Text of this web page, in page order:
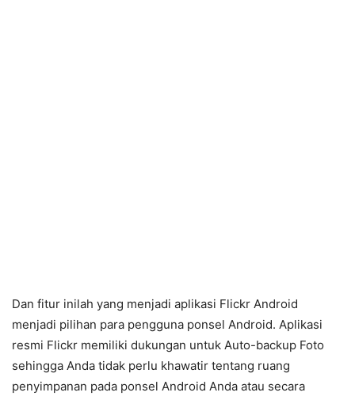
Dan fitur inilah yang menjadi aplikasi Flickr Android
menjadi pilihan para pengguna ponsel Android. Aplikasi
resmi Flickr memiliki dukungan untuk Auto-backup Foto
sehingga Anda tidak perlu khawatir tentang ruang
penyimpanan pada ponsel Android Anda atau secara